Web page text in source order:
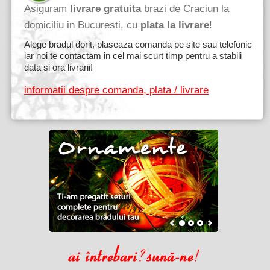
Asiguram livrare gratuitabrazi de Craciun la
domiciliu in Bucuresti, cu plata la livrare!
Alege bradul dorit, plaseaza comanda pe site sau telefonic
iar noi te contactam in cel mai scurt timp pentru a stabili
data si ora livrarii!
informatii despre comanda, plata / livrare